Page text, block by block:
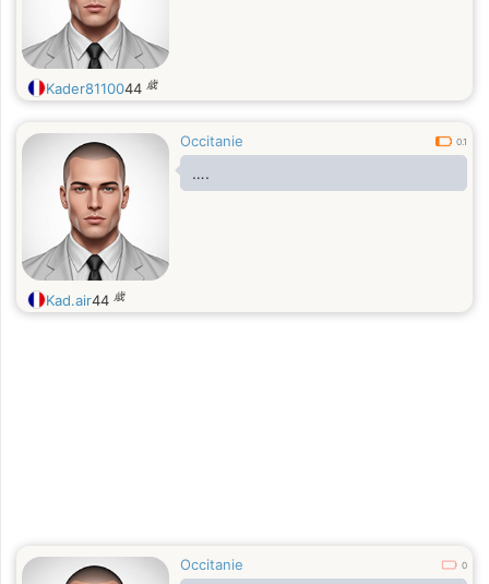
Kader8110044 歳
Occitanie 0.1
….
Kad.air44 歳
Occitanie 0